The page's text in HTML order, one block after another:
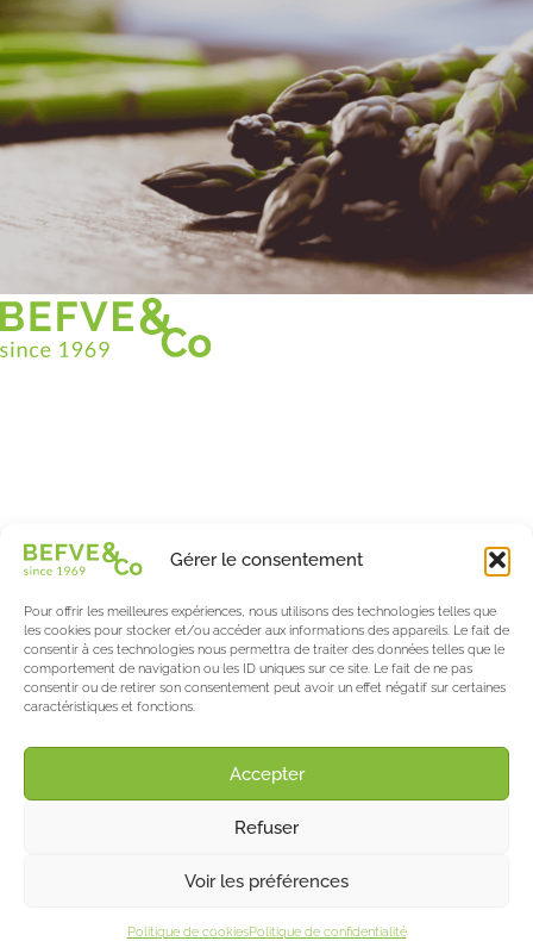
Gérer le consentement
Pour offrir les meilleures expériences, nous utilisons des technologies telles que
les cookies pour stocker et/ou accéder aux informations des appareils. Le fait de
consentir à ces technologies nous permettra de traiter des données telles que le
comportement de navigation ou les ID uniques sur ce site. Le fait de ne pas
consentir ou de retirer son consentement peut avoir un effet négatif sur certaines
caractéristiques et fonctions.
Accepter
Refuser
Voir les préférences
Politique de cookiesPolitique de confidentialité
À Propos
Nos partenaires
Actualités & Evènements
Le blog de l’asperge & des berries
Salon International Asparagus Days
Politique de confidentialités